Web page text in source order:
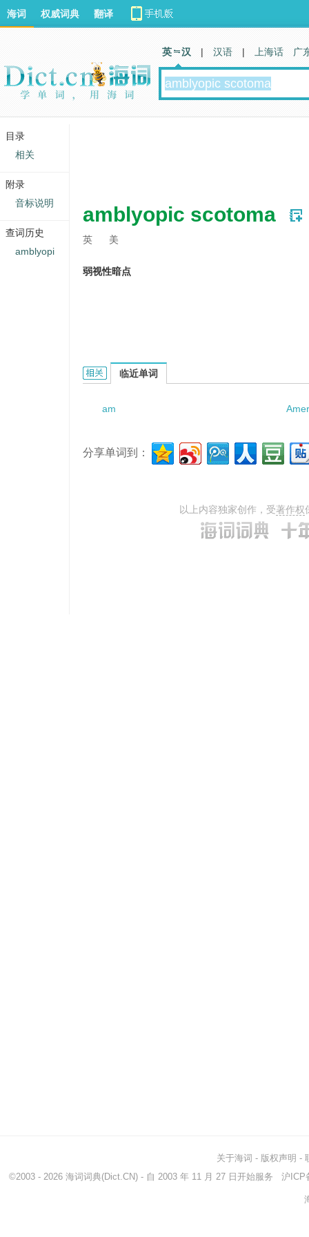
amblyopic scotoma
英 美
弱视性暗点
amblyopic scotoma的相关资料：
临近单词
am
分享单词到：
以上内容独家创作，受著作权
海词 权威词典 翻译
英 汉 | 汉语 | 上海话 广
关于海词 - 版权声明 -
©2003 - 2026 海词词典(Dict.CN) - 自 2003 年 11 月 27 日开始服务 沪ICP
目录
相关
附录
音标说明
查词历史
amblyopi